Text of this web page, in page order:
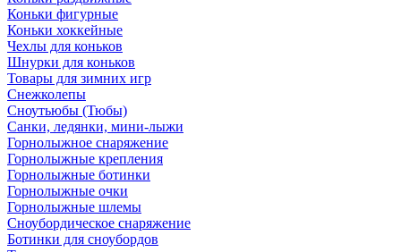
Коньки фигурные
Коньки хоккейные
Чехлы для коньков
Шнурки для коньков
Товары для зимних игр
Снежколепы
Сноутьюбы (Тюбы)
Санки, ледянки, мини-лыжи
Горнолыжное снаряжение
Горнолыжные крепления
Горнолыжные ботинки
Горнолыжные очки
Горнолыжные шлемы
Сноубордическое снаряжение
Ботинки для сноубордов